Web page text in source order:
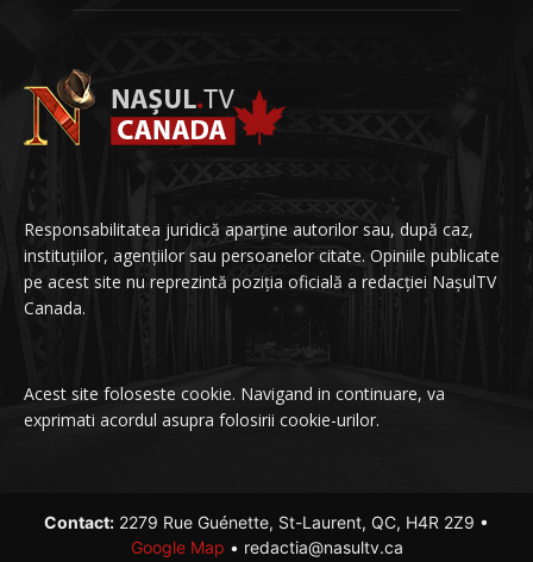
Responsabilitatea juridică aparține autorilor sau, după caz,
instituțiilor, agențiilor sau persoanelor citate. Opiniile publicate
pe acest site nu reprezintă poziția oficială a redacției NașulTV
Canada.
Acest site foloseste cookie. Navigand in continuare, va
exprimati acordul asupra folosirii cookie-urilor.
Contact: 2279 Rue Guénette, St-Laurent, QC, H4R 2Z9 •
Google Map • redactia@nasultv.ca